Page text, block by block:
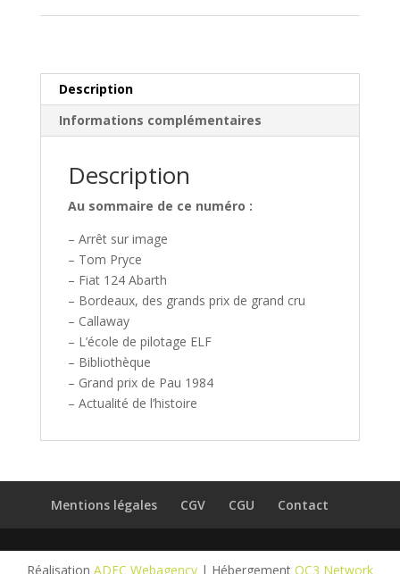
Description
Informations complémentaires
Description
Au sommaire de ce numéro :
– Arrêt sur image
– Tom Pryce
– Fiat 124 Abarth
– Bordeaux, des grands prix de grand cru
– Callaway
– L’école de pilotage ELF
– Bibliothèque
– Grand prix de Pau 1984
– Actualité de l’histoire
Mentions légales CGV CGU Contact
Réalisation ADEC Webagency | Hébergement OC3 Network